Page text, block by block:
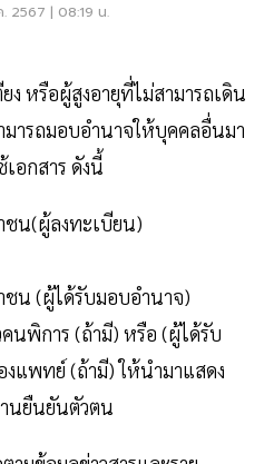
. 2567 | 08:19 น.
หรือผู้สูงอายุที่ไม่สามารถเดิน
มารถมอบอำนาจให้บุคคลอื่นมา
อกสาร ดังนี้
ชน(ผู้ลงทะเบียน)
ชน (ผู้ได้รับมอบอำนาจ)
นพิการ (ถ้ามี) หรือ (ผู้ได้รับ
งแพทย์ (ถ้ามี) ให้นำมาแสดง
นยืนยันตัวตน